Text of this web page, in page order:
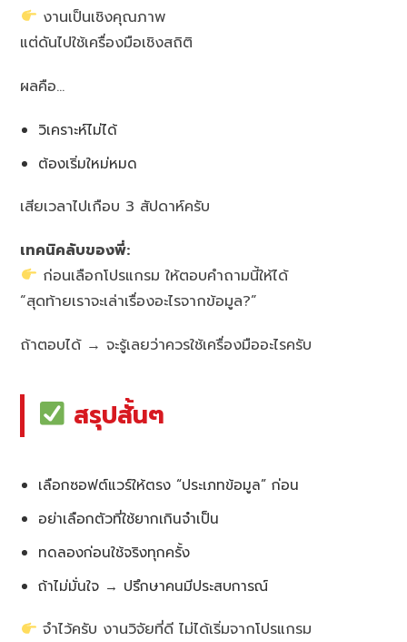
งานเป็นเชิงคุณภาพ
แต่ดันไปใช้เครื่องมือเชิงสถิติ
ผลคือ…
วิเคราะห์ไม่ได้
ต้องเริ่มใหม่หมด
เสียเวลาไปเกือบ 3 สัปดาห์ครับ
เทคนิคลับของพี่:
ก่อนเลือกโปรแกรม ให้ตอบคำถามนี้ให้ได้
“สุดท้ายเราจะเล่าเรื่องอะไรจากข้อมูล?”
ถ้าตอบได้ → จะรู้เลยว่าควรใช้เครื่องมืออะไรครับ
สรุปสั้นๆ
เลือกซอฟต์แวร์ให้ตรง “ประเภทข้อมูล” ก่อน
อย่าเลือกตัวที่ใช้ยากเกินจำเป็น
ทดลองก่อนใช้จริงทุกครั้ง
ถ้าไม่มั่นใจ → ปรึกษาคนมีประสบการณ์
จำไว้ครับ งานวิจัยที่ดี ไม่ได้เริ่มจากโปรแกรม